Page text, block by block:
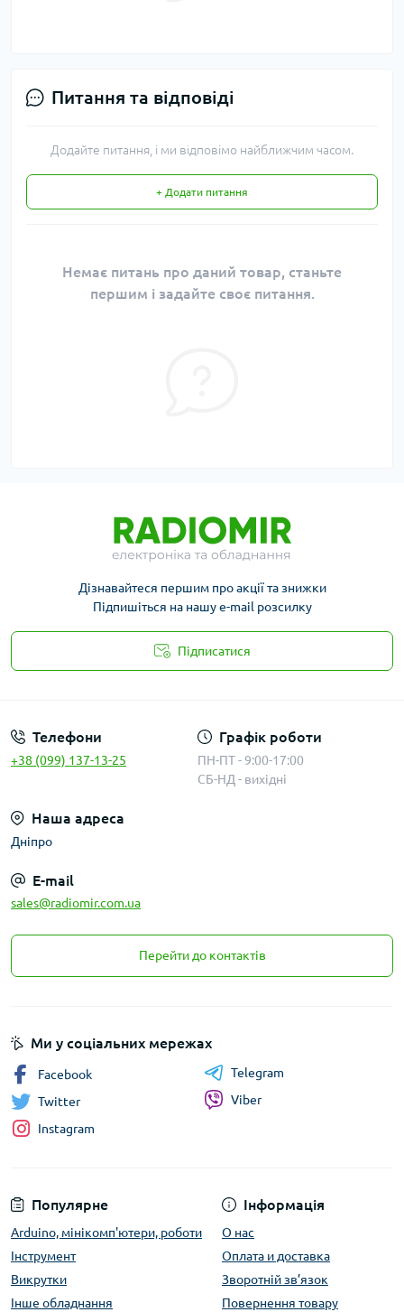
Питання та відповіді
Додайте питання, і ми відповімо найближчим часом.
+ Додати питання
Немає питань про даний товар, станьте
першим і задайте своє питання.
Дізнавайтеся першим про акції та знижки
Підпишіться на нашу e-mail розсилку
Підписатися
Телефони
+38 (099) 137-13-25
Графік роботи
ПН-ПТ - 9:00-17:00
СБ-НД - вихідні
Наша адреса
Дніпро
E-mail
sales@radiomir.com.ua
Перейти до контактів
Популярне
Arduino, мінікомп'ютери, роботи
Інструмент
Викрутки
Інше обладнання
Інформація
О нас
Оплата и доставка
Зворотній зв’язок
Повернення товару
Ми у соціальних мережах
Facebook
Twitter
Instagram
Telegram
Viber